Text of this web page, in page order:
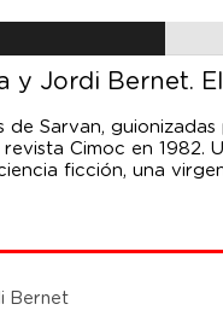
y Jordi Bernet.
Sarvan,
Cimoc en 1982.
ficción, una
de las maravillas:
nuestra existencia
y guiados hacia un
con unos extras
de ese fabuloso
Bernet